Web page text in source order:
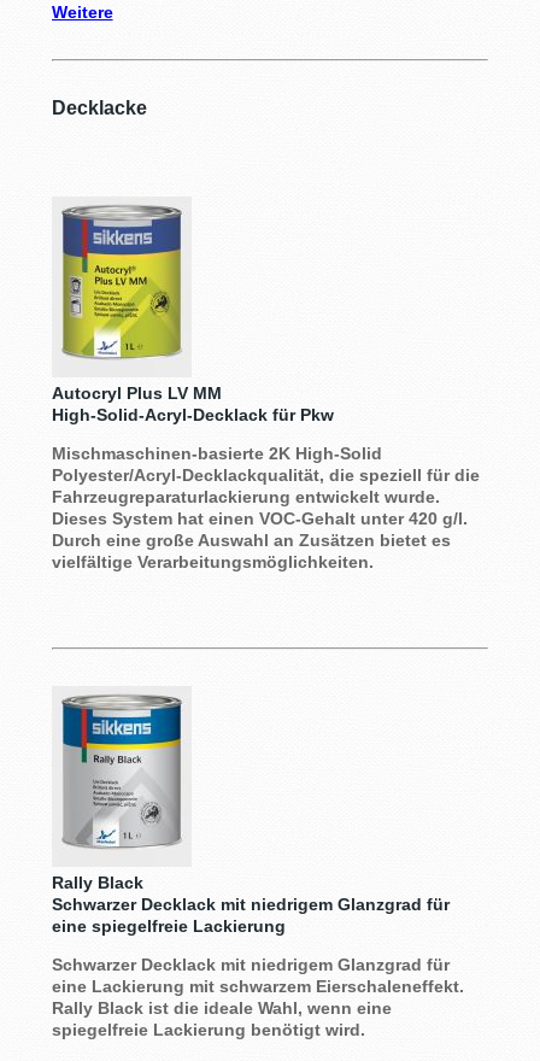
Weitere
Decklacke
Autocryl Plus LV MM
High-Solid-Acryl-Decklack für Pkw
Mischmaschinen-basierte 2K High-Solid
Polyester/Acryl-Decklackqualität, die speziell für die
Fahrzeugreparaturlackierung entwickelt wurde.
Dieses System hat einen VOC-Gehalt unter 420 g/l.
Durch eine große Auswahl an Zusätzen bietet es
vielfältige Verarbeitungsmöglichkeiten.
Rally Black
Schwarzer Decklack mit niedrigem Glanzgrad für
eine spiegelfreie Lackierung
Schwarzer Decklack mit niedrigem Glanzgrad für
eine Lackierung mit schwarzem Eierschaleneffekt.
Rally Black ist die ideale Wahl, wenn eine
spiegelfreie Lackierung benötigt wird.